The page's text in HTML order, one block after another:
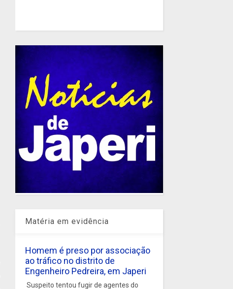
Matéria em evidência
Homem é preso por associação
ao tráfico no distrito de
Engenheiro Pedreira, em Japeri
Suspeito tentou fugir de agentes do